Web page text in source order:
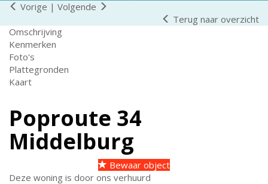
Vorige | Volgende
Terug naar overzicht
Omschrijving
Kenmerken
Foto's
Plattegronden
Kaart
Poproute 34
Middelburg
Bewaar object
Deze woning is door ons verhuurd